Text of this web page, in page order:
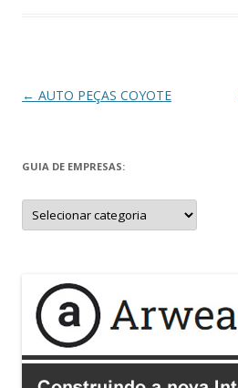
Navegação
← AUTO PEÇAS COYOTE
GUIA DE EMPRESAS:
Guia
de
Empresas: